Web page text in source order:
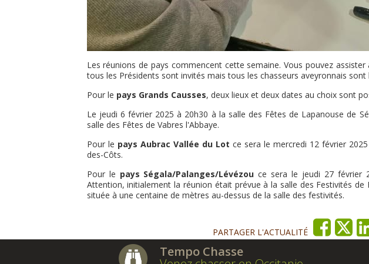
Les réunions de pays commencent cette semaine. Vous pouvez
tous les Présidents sont invités mais tous les chasseurs aveyronnais
Pour le pays Grands Causses, deux lieux et deux dates au choix sont
Le jeudi 6 février 2025 à 20h30 à la salle des Fêtes de Lapanouse de
salle des Fêtes de Vabres l'Abbaye.
Pour le pays Aubrac Vallée du Lot ce sera le mercredi 12 février
des-Côts.
Pour le pays Ségala/Palanges/Lévézou ce sera le jeudi 27 février
Attention, initialement la réunion était prévue à la salle des Festivités de
située à une centaine de mètres au-dessus de la salle des festivités.
PARTAGER L'ACTUALITÉ
Tempo Chasse